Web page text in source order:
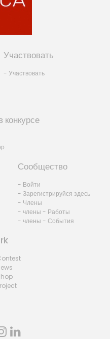
Участвовать
- Участвовать
конкурсе
Сообщество
- Войти
- Зарегистрируйся здесь
- Члены
- члены - Работы
- члены - События